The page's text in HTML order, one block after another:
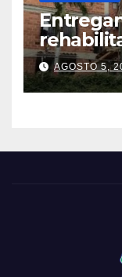
del
en La
AGOSTO 5,